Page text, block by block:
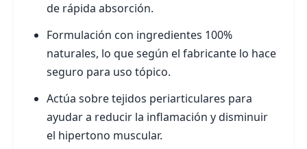
de rápida absorción.
Formulación con ingredientes 100%
naturales, lo que según el fabricante lo hace
seguro para uso tópico.
Actúa sobre tejidos periarticulares para
ayudar a reducir la inflamación y disminuir
el hipertono muscular.